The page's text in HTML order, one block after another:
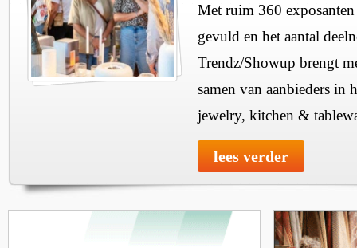
Met ruim 360
gevuld en het aantal
Trendz/Showup brengt
samen van aanbieders in
jewelry, kitchen &
lees verder